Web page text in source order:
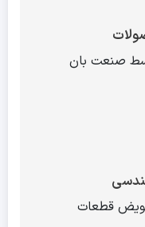
صنعت بان
قطعات